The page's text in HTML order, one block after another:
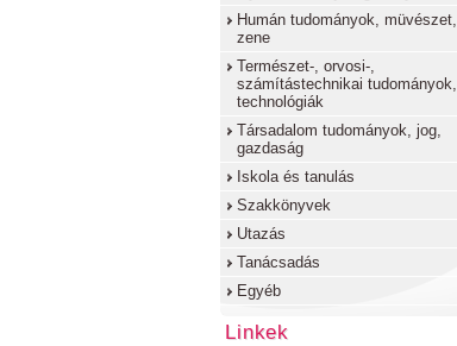
Humán tudományok, müvészet,
zene
Természet-, orvosi-,
számítástechnikai tudományok,
technológiák
Társadalom tudományok, jog,
gazdaság
Iskola és tanulás
Szakkönyvek
Utazás
Tanácsadás
Egyéb
Linkek